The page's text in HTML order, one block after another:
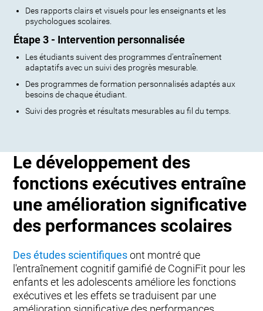
Des rapports clairs et visuels pour les enseignants et les
psychologues scolaires.
Étape 3 - Intervention personnalisée
Les étudiants suivent des programmes d'entraînement
adaptatifs avec un suivi des progrès mesurable.
Des programmes de formation personnalisés adaptés aux
besoins de chaque étudiant.
Suivi des progrès et résultats mesurables au fil du temps.
Le développement des
fonctions exécutives entraîne
une amélioration significative
des performances scolaires
Des études scientifiquesont montré que
l'entraînement cognitif gamifié de CogniFit pour les
enfants et les adolescents améliore les fonctions
exécutives et les effets se traduisent par une